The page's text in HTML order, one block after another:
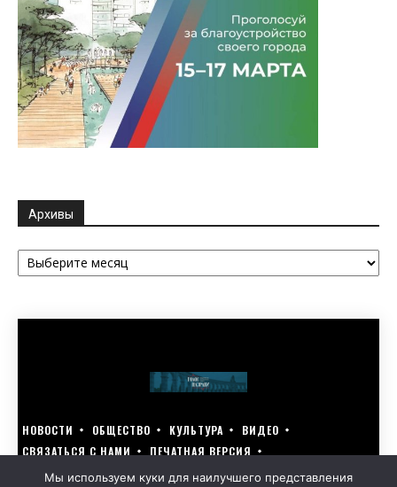
Архивы
Архивы
НОВОСТИ ОБЩЕСТВО КУЛЬТУРА
ВИДЕО
СВЯЗАТЬСЯ С НАМИ
ПЕЧАТНАЯ ВЕРСИЯ
ГОЛОСУЙ ЗА БЛАГОУСТРОЙСТВО СВОЕГО ГОРОДА 15–17 МАРТА
Мы используем куки для наилучшего представления